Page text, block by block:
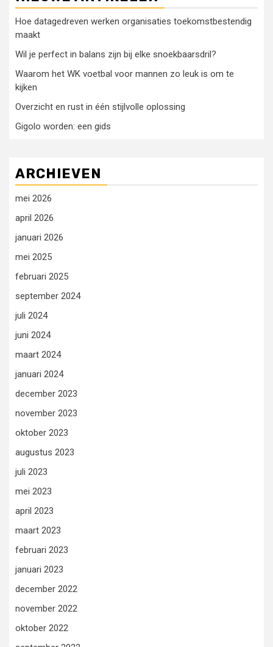
Hoe datagedreven werken organisaties toekomstbestendig
maakt
Wil je perfect in balans zijn bij elke snoekbaarsdril?
Waarom het WK voetbal voor mannen zo leuk is om te
kijken
Overzicht en rust in één stijlvolle oplossing
Gigolo worden: een gids
ARCHIEVEN
mei 2026
april 2026
januari 2026
mei 2025
februari 2025
september 2024
juli 2024
juni 2024
maart 2024
januari 2024
december 2023
november 2023
oktober 2023
augustus 2023
juli 2023
mei 2023
april 2023
maart 2023
februari 2023
januari 2023
december 2022
november 2022
oktober 2022